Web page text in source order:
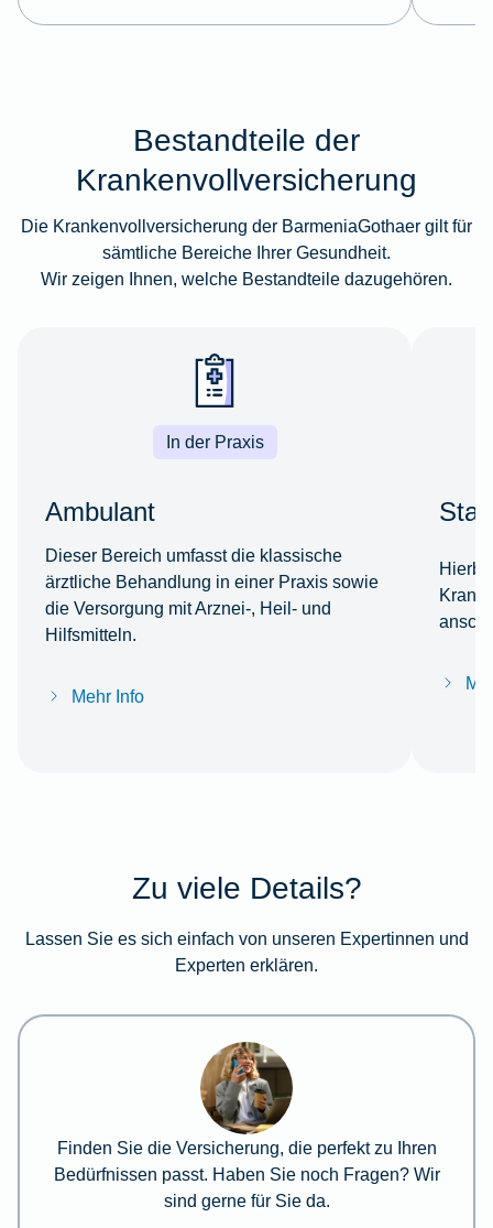
Bestandteile der
Krankenvollversicherung
Die Krankenvollversicherung der BarmeniaGothaer gilt für
sämtliche Bereiche Ihrer Gesundheit.
Wir zeigen Ihnen, welche Bestandteile dazugehören.
In der Praxis
Ambulant
Dieser Bereich umfasst die klassische
ärztliche Behandlung in einer Praxis sowie
die Versorgung mit Arznei-, Heil- und
Hilfsmitteln.
Mehr Info
Zu viele Details?
Lassen Sie es sich einfach von unseren Expertinnen und
Experten erklären.
Finden Sie die Versicherung, die perfekt zu Ihren
Bedürfnissen passt. Haben Sie noch Fragen? Wir
sind gerne für Sie da.